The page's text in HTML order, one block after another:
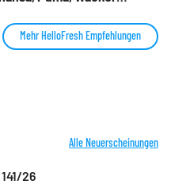
Mehr HelloFresh Empfehlungen
Alle Neuerscheinungen
26